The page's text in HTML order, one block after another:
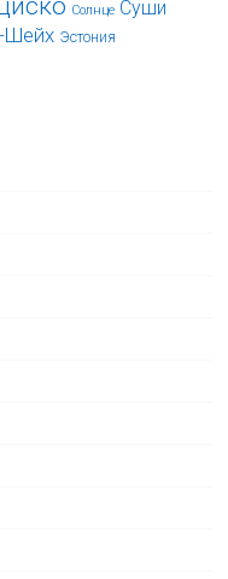
Солнце Суши
Шейх Эстония